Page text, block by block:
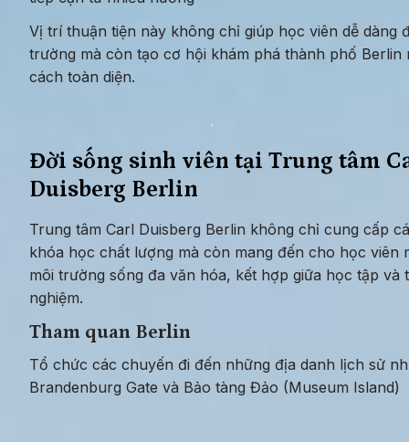
Vị trí thuận tiện này không chỉ giúp học viên dễ dàng
trường mà còn tạo cơ hội khám phá thành phố Berlin
cách toàn diện.
Đời sống sinh viên tại Trung tâm
Duisberg Berlin
Trung tâm Carl Duisberg Berlin không chỉ cung cấp
khóa học chất lượng mà còn mang đến cho học viên
môi trường sống đa văn hóa, kết hợp giữa học tập và
nghiệm.
Tham quan Berlin
Tổ chức các chuyến đi đến những địa danh lịch sử
Brandenburg Gate và Bảo tàng Đảo (Museum Island)